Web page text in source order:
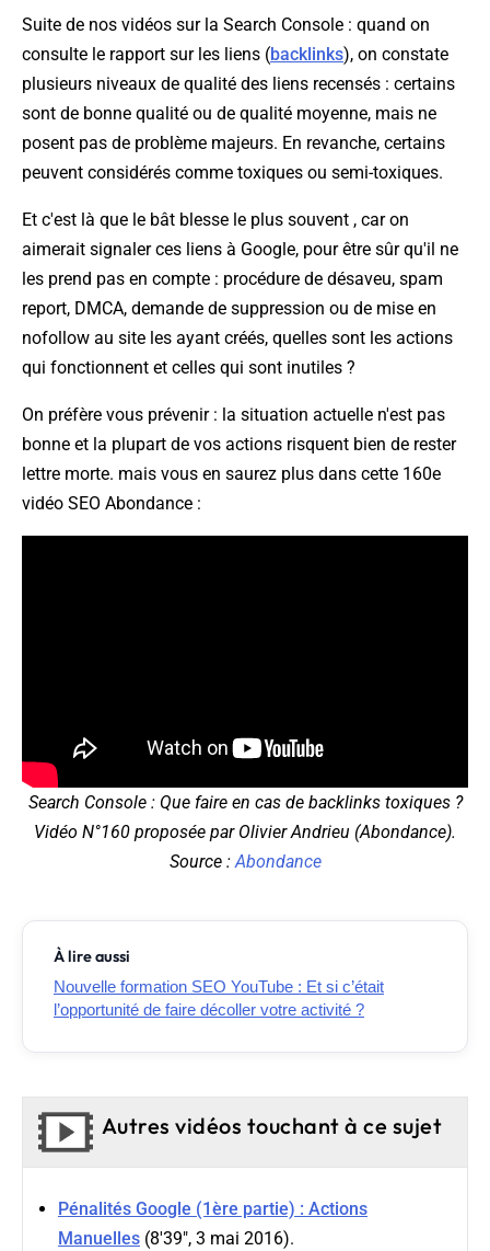
Suite de nos vidéos sur la Search Console : quand on
consulte le rapport sur les liens (backlinks), on constate
plusieurs niveaux de qualité des liens recensés : certains
sont de bonne qualité ou de qualité moyenne, mais ne
posent pas de problème majeurs. En revanche, certains
peuvent considérés comme toxiques ou semi-toxiques.
Et c'est là que le bât blesse le plus souvent , car on
aimerait signaler ces liens à Google, pour être sûr qu'il ne
les prend pas en compte : procédure de désaveu, spam
report, DMCA, demande de suppression ou de mise en
nofollow au site les ayant créés, quelles sont les actions
qui fonctionnent et celles qui sont inutiles ?
On préfère vous prévenir : la situation actuelle n'est pas
bonne et la plupart de vos actions risquent bien de rester
lettre morte. mais vous en saurez plus dans cette 160e
vidéo SEO Abondance :
Search Console : Que faire en cas de backlinks toxiques ?
Vidéo N°160 proposée par Olivier Andrieu (Abondance).
Source : Abondance
À lire aussi
Nouvelle formation SEO YouTube : Et si c’était
l’opportunité de faire décoller votre activité ?
Autres vidéos touchant à ce sujet
Pénalités Google (1ère partie) : Actions
Manuelles(8'39", 3 mai 2016).